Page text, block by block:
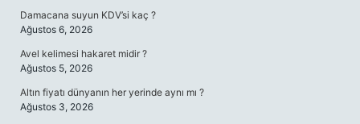
Damacana suyun KDV’si kaç ?
Ağustos 6, 2026
Avel kelimesi hakaret midir ?
Ağustos 5, 2026
Altın fiyatı dünyanın her yerinde aynı mı ?
Ağustos 3, 2026